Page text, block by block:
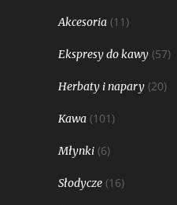
Akcesoria (11)
Ekspresy do kawy (57)
Herbaty i napary (20)
Kawa (101)
Młynki (6)
Słodycze (16)